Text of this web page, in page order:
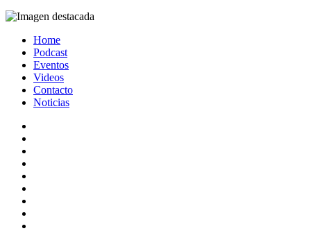
Home
Podcast
Eventos
Videos
Contacto
Noticias